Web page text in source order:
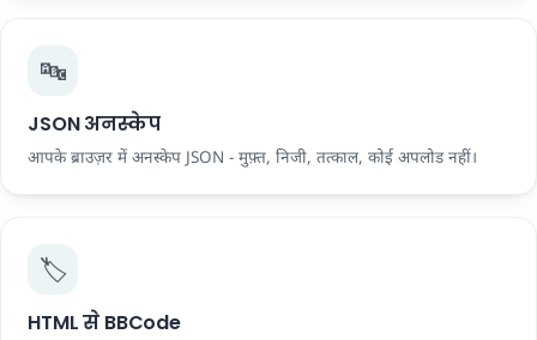
🔤
JSON अनस्केप
आपके ब्राउज़र में अनस्केप JSON - मुफ़्त, निजी, तत्काल, कोई अपलोड नहीं।
🏷️
HTML से BBCode